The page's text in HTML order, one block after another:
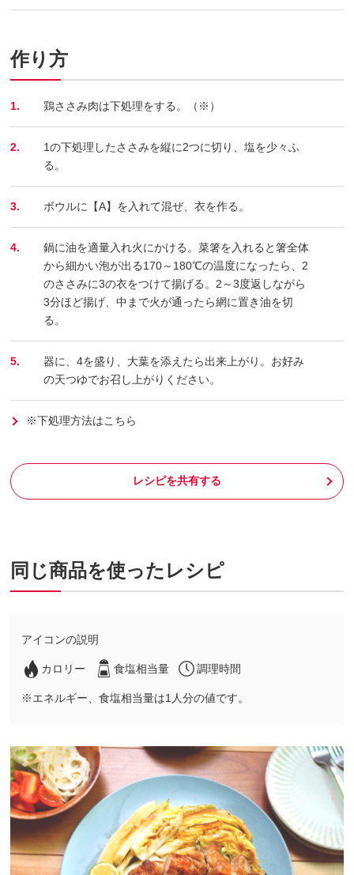
作り方
1. 鶏ささみ肉は下処理をする。（※）
2.
1の下処理したささみを縦に2つに切り、塩を少々ふ
る。
3. ボウルに【A】を入れて混ぜ、衣を作る。
4.
鍋に油を適量入れ火にかける。菜箸を入れると箸全体
から細かい泡が出る170～180℃の温度になったら、2
のささみに3の衣をつけて揚げる。2～3度返しながら
3分ほど揚げ、中まで火が通ったら網に置き油を切
る。
5.
器に、4を盛り、大葉を添えたら出来上がり。お好み
の天つゆでお召し上がりください。
※下処理方法はこちら
レシピを共有する
同じ商品を使ったレシピ
アイコンの説明
カロリー 食塩相当量 調理時間
※エネルギー、食塩相当量は1人分の値です。